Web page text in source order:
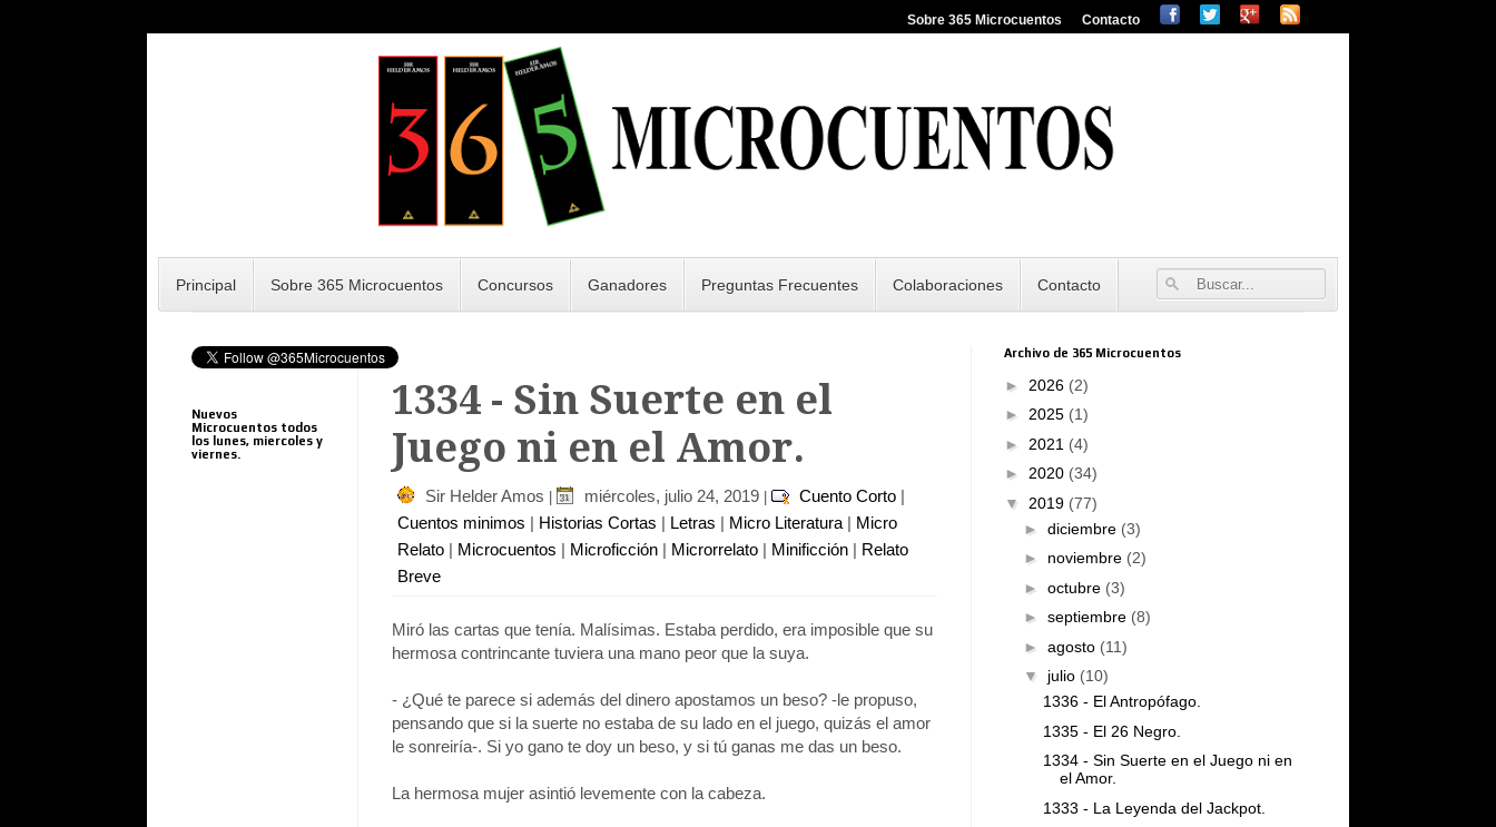
Sobre 365 Microcuentos Contacto
Principal Sobre 365 Microcuentos Concursos Ganadores Preguntas Frecuentes Colaboraciones Contacto
1334 - Sin Suerte en el
Juego ni en el Amor.
Sir Helder Amos miércoles, julio 24, 2019 Cuento Corto |
Cuentos minimos | Historias Cortas | Letras | Micro Literatura | Micro
Relato | Microcuentos | Microficción | Microrrelato | Minificción | Relato
Breve
Miró las cartas que tenía. Malísimas. Estaba perdido, era imposible que su
hermosa contrincante tuviera una mano peor que la suya.
- ¿Qué te parece si además del dinero apostamos un beso? -le propuso,
pensando que si la suerte no estaba de su lado en el juego, quizás el amor
le sonreiría-. Si yo gano te doy un beso, y si tú ganas me das un beso.
La hermosa mujer asintió levemente con la cabeza.
Nuevos
Microcuentos todos
los lunes, miercoles y
viernes.
Archivo de 365 Microcuentos
► 2026 (2)
► 2025 (1)
► 2021 (4)
► 2020 (34)
▼ 2019 (77)
► diciembre (3)
► noviembre (2)
► octubre (3)
► septiembre (8)
► agosto (11)
▼ julio (10)
1336 - El Antropófago.
1335 - El 26 Negro.
1334 - Sin Suerte en el Juego ni en
el Amor.
1333 - La Leyenda del Jackpot.